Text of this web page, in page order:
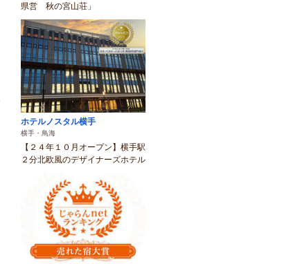
県営 秋の宮山荘」
ホテルノスタル横手
横手・鳥海
【２４年１０月オープン】横手駅
２分北欧風のデザイナーズホテル